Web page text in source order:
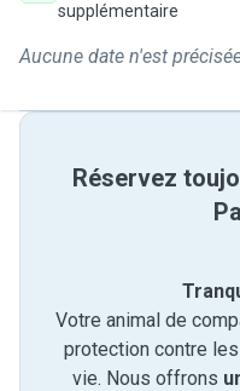
supplémentaire
Aucune date n'est
Réservez
Votre animal de
protection contre
vie. Nous offrons